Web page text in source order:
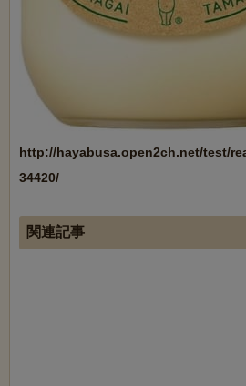
http://hayabusa.open2ch.net/test/
34420/
関連記事